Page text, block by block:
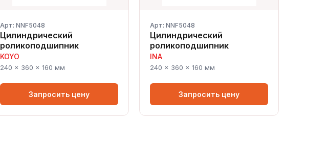
Арт: NNF5048
Цилиндрический
роликоподшипник
KOYO
240 × 360 × 160 мм
Запросить цену
Арт: NNF5048
Цилиндрический
роликоподшипник
INA
240 × 360 × 160 мм
Запросить цену
эксперт по подшипникам